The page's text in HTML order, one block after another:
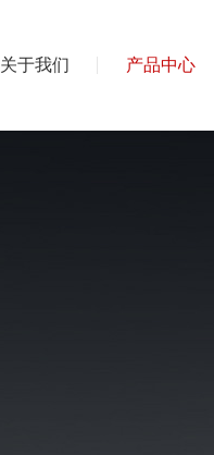
关于我们 产品中心